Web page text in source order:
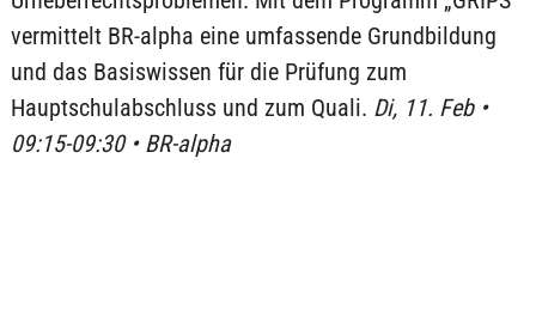
vermittelt BR-alpha eine umfassende Grundbildung
und das Basiswissen für die Prüfung zum
Hauptschulabschluss und zum Quali. Di, 11. Feb •
09:15-09:30 • BR-alpha